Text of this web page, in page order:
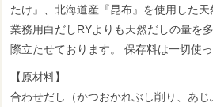
たけ』、北海道産『昆布』を使用した天
業務用白だしRYよりも天然だしの量を
際立たせております。 保存料は一切使っ
【原材料】
合わせだし（かつおかれぶし削り、あ